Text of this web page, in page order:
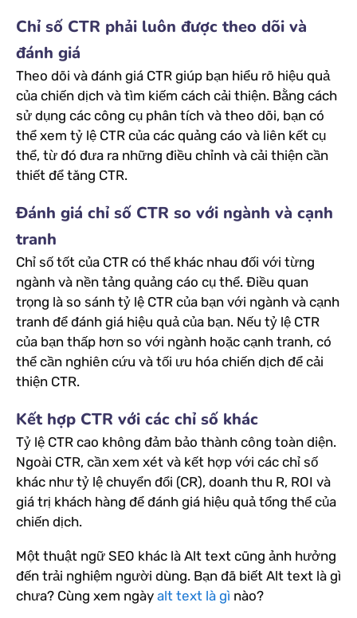
Chỉ số CTR phải luôn được theo dõi và
đánh giá
Theo dõi và đánh giá CTR giúp bạn hiểu rõ hiệu quả
của chiến dịch và tìm kiếm cách cải thiện. Bằng cách
sử dụng các công cụ phân tích và theo dõi, bạn có
thể xem tỷ lệ CTR của các quảng cáo và liên kết cụ
thể, từ đó đưa ra những điều chỉnh và cải thiện cần
thiết để tăng CTR.
Đánh giá chỉ số CTR so với ngành và cạnh
tranh
Chỉ số tốt của CTR có thể khác nhau đối với từng
ngành và nền tảng quảng cáo cụ thể. Điều quan
trọng là so sánh tỷ lệ CTR của bạn với ngành và cạnh
tranh để đánh giá hiệu quả của bạn. Nếu tỷ lệ CTR
của bạn thấp hơn so với ngành hoặc cạnh tranh, có
thể cần nghiên cứu và tối ưu hóa chiến dịch để cải
thiện CTR.
Kết hợp CTR với các chỉ số khác
Tỷ lệ CTR cao không đảm bảo thành công toàn diện.
Ngoài CTR, cần xem xét và kết hợp với các chỉ số
khác như tỷ lệ chuyển đổi (CR), doanh thu R, ROI và
giá trị khách hàng để đánh giá hiệu quả tổng thể của
chiến dịch.
Một thuật ngữ SEO khác là Alt text cũng ảnh hưởng
đến trải nghiệm người dùng. Bạn đã biết Alt text là gì
chưa? Cùng xem ngày alt text là gì nào?